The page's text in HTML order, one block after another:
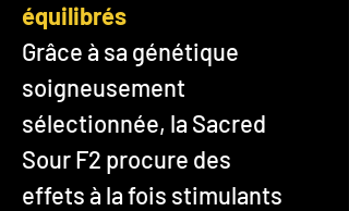
équilibrés
Grâce à sa génétique
soigneusement
sélectionnée, la Sacred
Sour F2 procure des
effets à la fois stimulants